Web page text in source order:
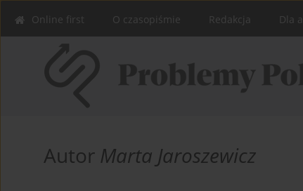
Online first O czasopiśmie Redakcja Dla
Autor Marta Jaroszewicz